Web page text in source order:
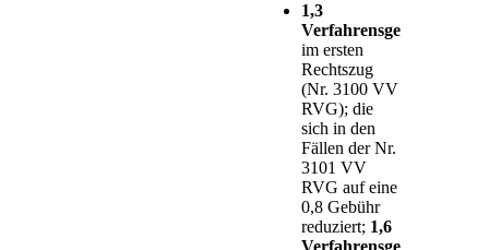
1,3
Verfahrensgebühr
im ersten
Rechtszug
(Nr. 3100 VV
RVG); die
sich in den
Fällen der Nr.
3101 VV
RVG auf eine
0,8 Gebühr
reduziert; 1,6